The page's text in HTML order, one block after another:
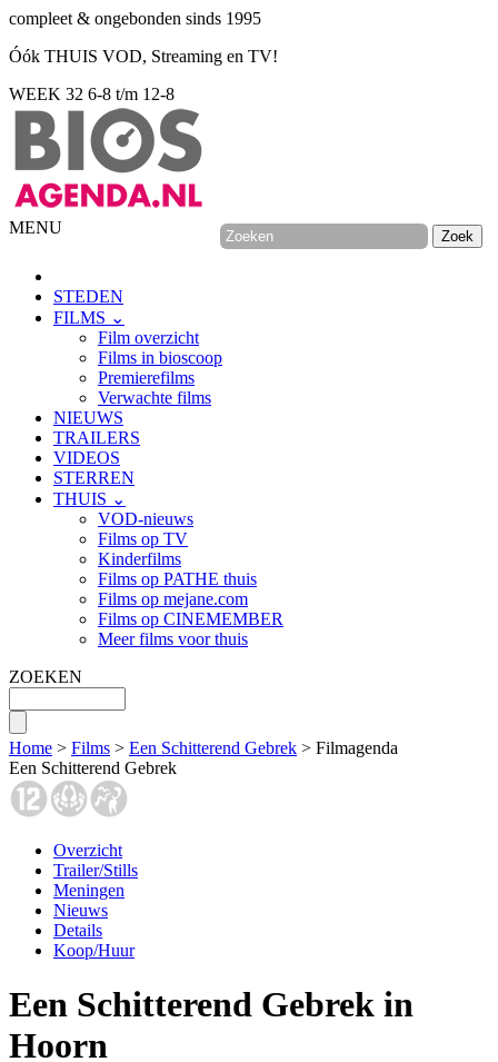
compleet & ongebonden sinds 1995
Óók THUIS VOD, Streaming en TV!
WEEK 32 6-8 t/m 12-8
MENU
STEDEN
FILMS ⌄
Film overzicht
Films in bioscoop
Premierefilms
Verwachte films
NIEUWS
TRAILERS
VIDEOS
STERREN
THUIS ⌄
VOD-nieuws
Films op TV
Kinderfilms
Films op PATHE thuis
Films op mejane.com
Films op CINEMEMBER
Meer films voor thuis
ZOEKEN
Home > Films > Een Schitterend Gebrek > Filmagenda
Een Schitterend Gebrek
Overzicht
Trailer/Stills
Meningen
Nieuws
Details
Koop/Huur
Een Schitterend Gebrek in
Hoorn